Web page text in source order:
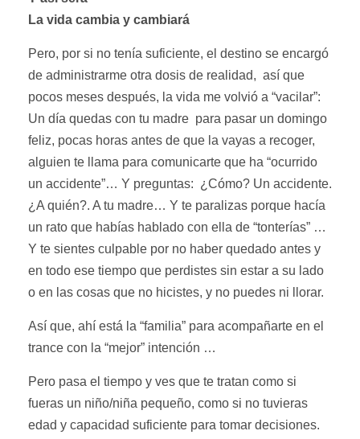
La vida cambia y cambiará
Pero, por si no tenía suficiente, el destino se encargó
de administrarme otra dosis de realidad, así que
pocos meses después, la vida me volvió a “vacilar”:
Un día quedas con tu madre para pasar un domingo
feliz, pocas horas antes de que la vayas a recoger,
alguien te llama para comunicarte que ha “ocurrido
un accidente”… Y preguntas: ¿Cómo? Un accidente.
¿A quién?. A tu madre… Y te paralizas porque hacía
un rato que habías hablado con ella de “tonterías” …
Y te sientes culpable por no haber quedado antes y
en todo ese tiempo que perdistes sin estar a su lado
o en las cosas que no hicistes, y no puedes ni llorar.
Así que, ahí está la “familia” para acompañarte en el
trance con la “mejor” intención …
Pero pasa el tiempo y ves que te tratan como si
fueras un niño/niña pequeño, como si no tuvieras
edad y capacidad suficiente para tomar decisiones.